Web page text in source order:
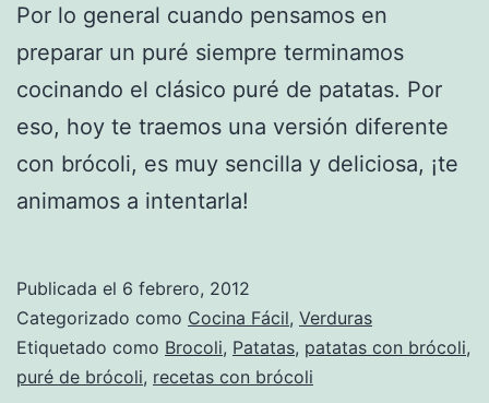
Por lo general cuando pensamos en
preparar un puré siempre terminamos
cocinando el clásico puré de patatas. Por
eso, hoy te traemos una versión diferente
con brócoli, es muy sencilla y deliciosa, ¡te
animamos a intentarla!
Publicada el 6 febrero, 2012
Categorizado como Cocina Fácil, Verduras
Etiquetado como Brocoli, Patatas, patatas con brócoli,
puré de brócoli, recetas con brócoli